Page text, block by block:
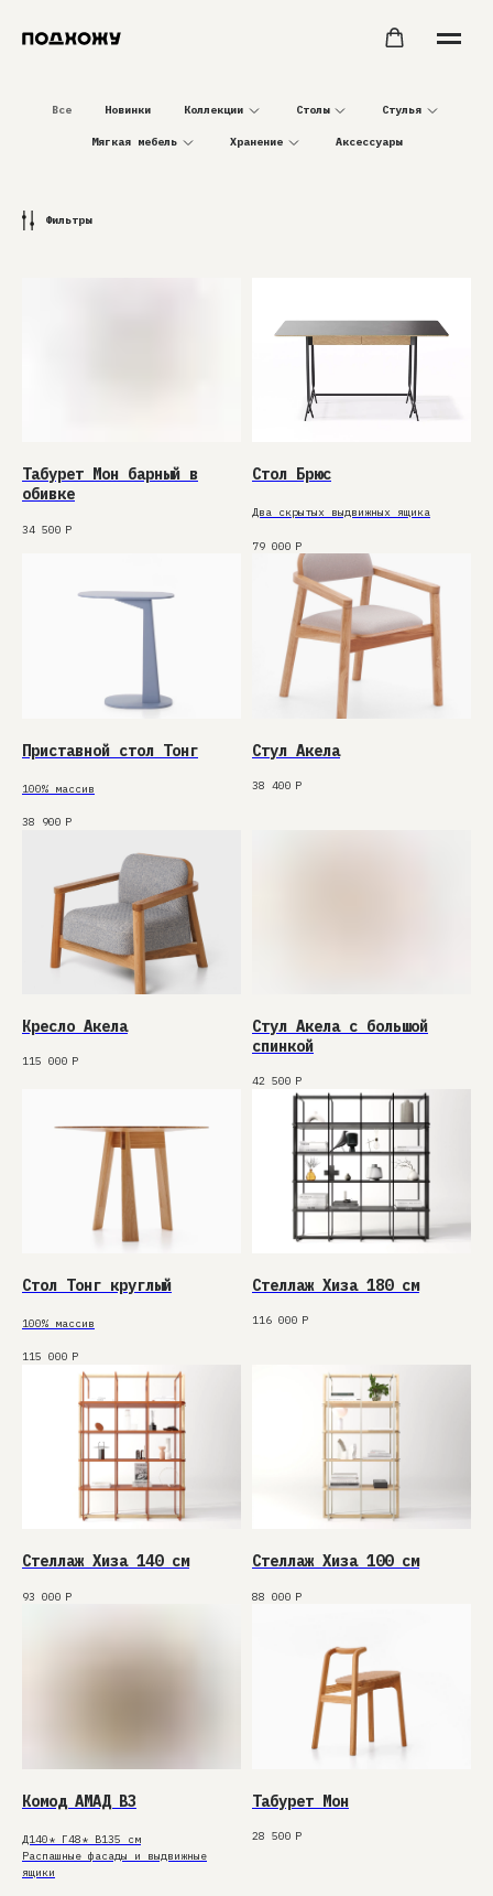
Все Новинки Коллекции Столы Стулья
Мягкая мебель Хранение Аксессуары
Фильтры
Табурет Мон барный в
обивке
34 500 Р
Стол Брюс
Два скрытых выдвижных ящика
79 000 Р
Приставной стол Тонг
100% массив
38 900 Р
Стул Акела
38 400 Р
Кресло Акела
115 000 Р
Стул Акела с большой
спинкой
42 500 Р
Стол Тонг круглый
100% массив
115 000 Р
Стеллаж Хиза 180 см
116 000 Р
Стеллаж Хиза 140 см
93 000 Р
Стеллаж Хиза 100 см
88 000 Р
Комод АМАД В3
Д140* Г48* В135 см
Распашные фасады и выдвижные
ящики
Табурет Мон
28 500 Р